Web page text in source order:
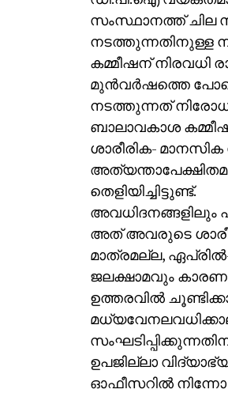
സംസ്ഥാനത്ത്
നടത്തുന്നതിനുള്ള
കമ്മീഷന് നിരവധി
മുന്‍വര്‍ഷത്തെ
നടത്തുന്നത്
ബാലാവകാശ
ശാരീരിക-
തെളിയിച്ചിട്ടുണ്ട്.
അവധിദനങ്ങളിലും
അത് അവരുടെ
മാത്രമല്ല,
ജലക്ഷാമവും
ഉത്തരവില്‍
ഉപജില്ലാ
ഓഫീസറില്‍